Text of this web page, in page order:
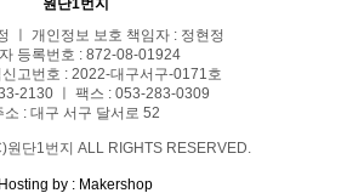
원단1번지
ㅣ 개인정보 보호 책임자 : 정현정
등록번호 : 872-08-01924
고번호 : 2022-대구서구-0171호
2130 ㅣ 팩스 : 053-283-0309
소 : 대구 서구 달서로 52
원단1번지 ALL RIGHTS RESERVED.
Hosting by : Makershop